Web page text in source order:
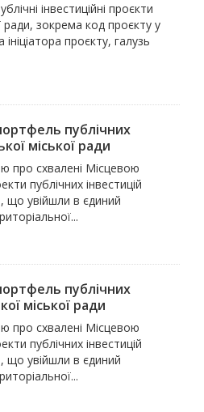
інвестиційні проєкти
ради, зокрема код проєкту у
проєкту, галузь
публічних
міської ради
про схвалені Місцевою
публічних інвестицій
що увійшли в єдиний
публічних
міської ради
про схвалені Місцевою
публічних інвестицій
що увійшли в єдиний